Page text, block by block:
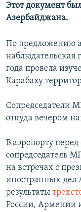
Этот документ
Азербайджана.
По предложению
наблюдательская
года провела
Карабаху
Сопредседатели
откуда вечером
В аэропорту
сопредседатель
на встречах с
иностранных дел
результаты
России, Армении